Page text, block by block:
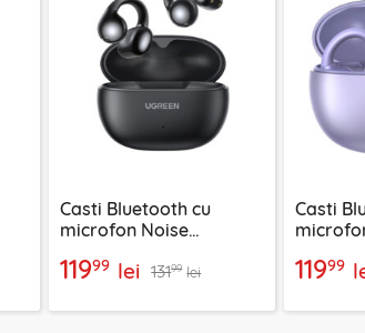
Casti Bluetooth cu
microfon Noise
negru, 45785
11999 lei 13199 lei
Casti
55430
11999